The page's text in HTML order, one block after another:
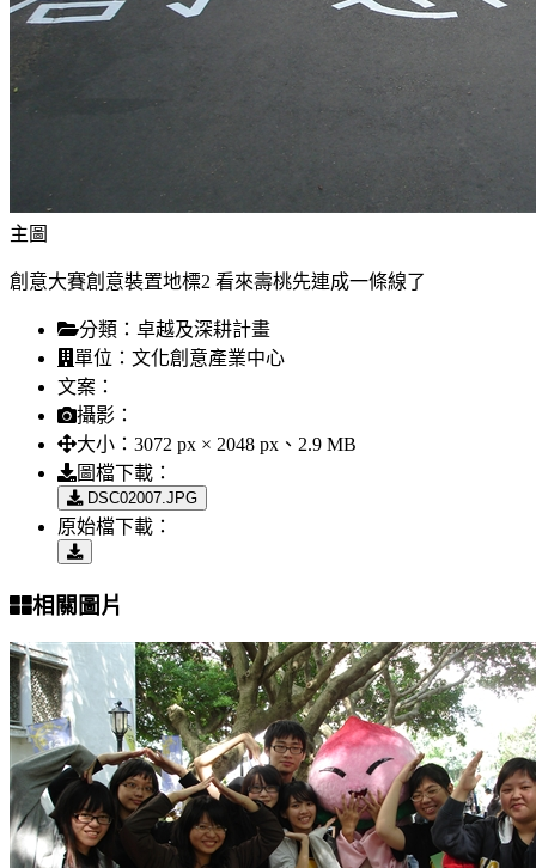
主圖
創意大賽創意裝置地標2 看來壽桃先連成一條線了
分類： 卓越及深耕計畫
單位： 文化創意產業中心
文案：
攝影：
大小： 3072 px × 2048 px、2.9 MB
圖檔下載：
DSC02007.JPG
原始檔下載：
相關圖片